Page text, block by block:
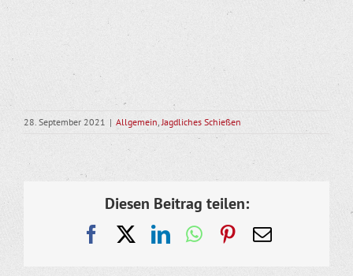
28. September 2021 | Allgemein Jagdliches Schießen
Diesen Beitrag teilen:
FacebookLinkedInWhatsApp
Pinterest
E-